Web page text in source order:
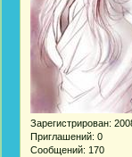
Зарегистрирован:
Приглашений: 0
Сообщений: 170